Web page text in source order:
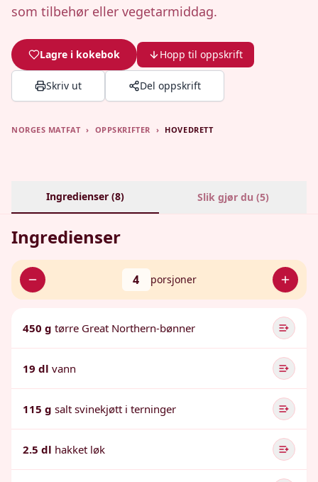
som tilbehør eller vegetarmiddag.
Lagre i kokebok Hopp til oppskrift
Skriv ut Del oppskrift
NORGES MATFAT › OPPSKRIFTER › HOVEDRETT
Ingredienser (8) Slik gjør du (5)
Ingredienser
4 porsjoner
450 g tørre Great Northern-bønner
19 dl vann
115 g salt svinekjøtt i terninger
2.5 dl hakket løk